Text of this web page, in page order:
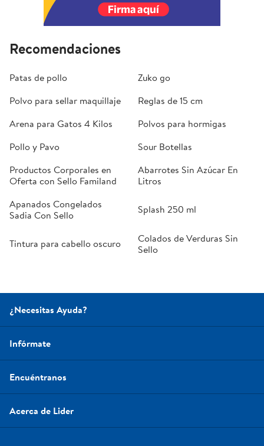
Recomendaciones
Patas de pollo
Zuko go
Polvo para sellar maquillaje
Reglas de 15 cm
Arena para Gatos 4 Kilos
Polvos para hormigas
Pollo y Pavo
Sour Botellas
Productos Corporales en
Oferta con Sello Familand
Abarrotes Sin Azúcar En
Litros
Apanados Congelados
Sadia Con Sello
Splash 250 ml
Tintura para cabello oscuro
Colados de Verduras Sin
Sello
¿Necesitas Ayuda?
Infórmate
Encuéntranos
Acerca de Lider